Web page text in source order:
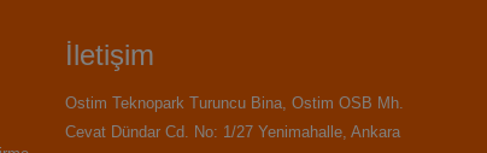
İletişim
Ostim Teknopark Turuncu Bina, Ostim OSB Mh.
Cevat Dündar Cd. No: 1/27 Yenimahalle, Ankara